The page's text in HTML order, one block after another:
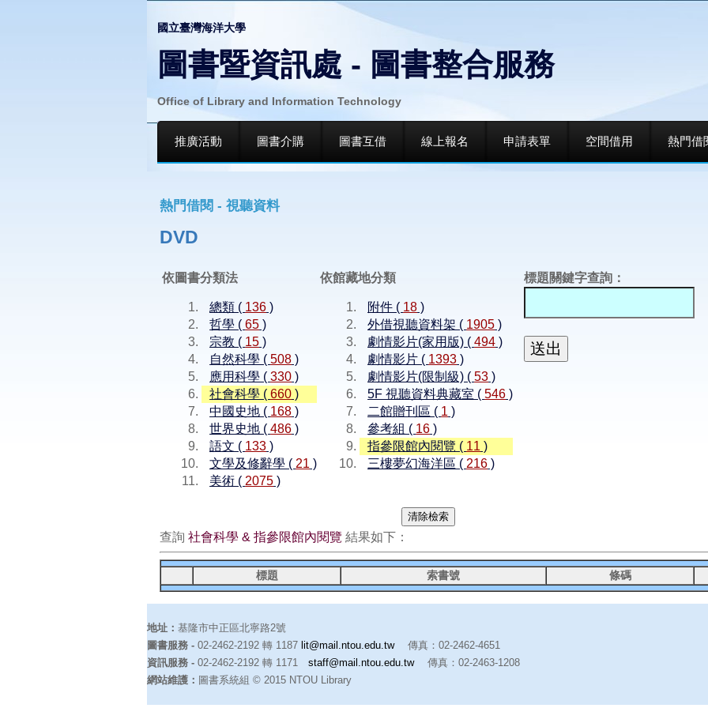
國立臺灣海洋大學
圖書暨資訊處 - 圖書整合服務
Office of Library and Information Technology
推廣活動 圖書介購 圖書互借 線上報名 申請表單 空間借用 熱門借
熱門借閱 - 視聽資料
DVD
依圖書分類法
總類 ( 136 )
哲學 (65 )
宗教 ( 15 )
自然科學 (508 )
應用科學 (330 )
社會科學 (660 )
中國史地 ( 168 )
世界史地 (486 )
語文 ( 133 )
文學及修辭學 ( 21 )
美術 ( 2075 )
依館藏地分類
附件 ( 18 )
外借視聽資料架 ( 1905 )
劇情影片(家用版) (494 )
劇情影片 ( 1393 )
劇情影片(限制級) (53 )
5F 視聽資料典藏室 (546 )
二館贈刊區 ( 1 )
參考組 ( 16 )
指參限館內閱覽 ( 11 )
三樓夢幻海洋區 ( 216 )
標題關鍵字查詢：
查詢社會科學 & 指參限館內閱覽 結果如下：
標題 索書號 條碼
地址：基隆市中正區北寧路2號
圖書服務 -02-2462-2192 轉 1187 lit@mail.ntou.edu.tw傳真：02-2462-4651
資訊服務 -02-2462-2192 轉 1171staff@mail.ntou.edu.tw傳真：02-2463-1208
網站維護： 圖書系統組 © 2015 NTOU Library